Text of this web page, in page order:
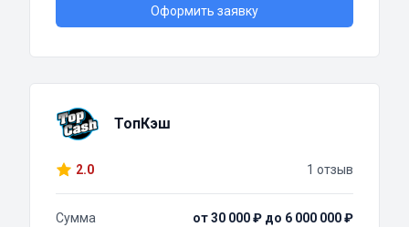
Оформить заявку
ТопКэш
2.0 1 отзыв
Сумма
от 30 000 ₽ до 6 000 000 ₽